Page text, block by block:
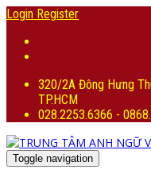
Login Register
320/2A Đông Hưng
TP.HCM
028.2253.6366 -
Toggle navigation